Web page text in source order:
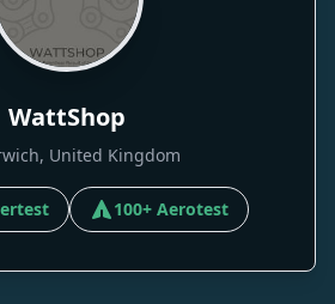
WattShop
United Kingdom
100+ Aerotest